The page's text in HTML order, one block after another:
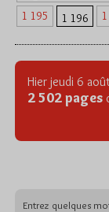
1 195
1 196
Hier jeudi 6
2 502 pages